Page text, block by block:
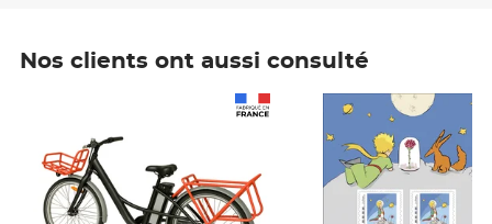
Nos clients ont aussi consulté
Prix 7,50€